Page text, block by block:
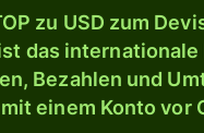
zu USD zum
das internationale
Bezahlen und
mit einem Konto vor